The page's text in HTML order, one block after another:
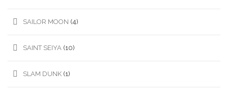
SAILOR MOON (4)
SAINT SEIYA (10)
SLAM DUNK (1)